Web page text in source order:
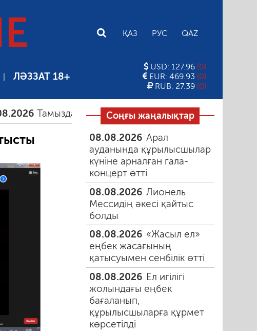
ҚАЗ РУС QAZ
ЛӘЗЗАТ 18+
USD: 127.96 (0)
EUR: 469.93 (0)
RUB: 27.39 (0)
Тамыздағы таңғы түтін 06.08.2026 Құмарлық
Соңғы жаңалықтар
08.08.2026 Арал
ауданында құрылысшылар
күніне арналған гала-
концерт өтті
08.08.2026 Лионель
Мессидің әкесі қайтыс
болды
08.08.2026 «Жасыл ел»
еңбек жасағының
қатысуымен сенбілік өтті
08.08.2026 Ел игілігі
жолындағы еңбек
бағаланып,
құрылысшыларға құрмет
көрсетілді